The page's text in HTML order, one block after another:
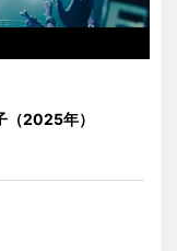
（2025年）